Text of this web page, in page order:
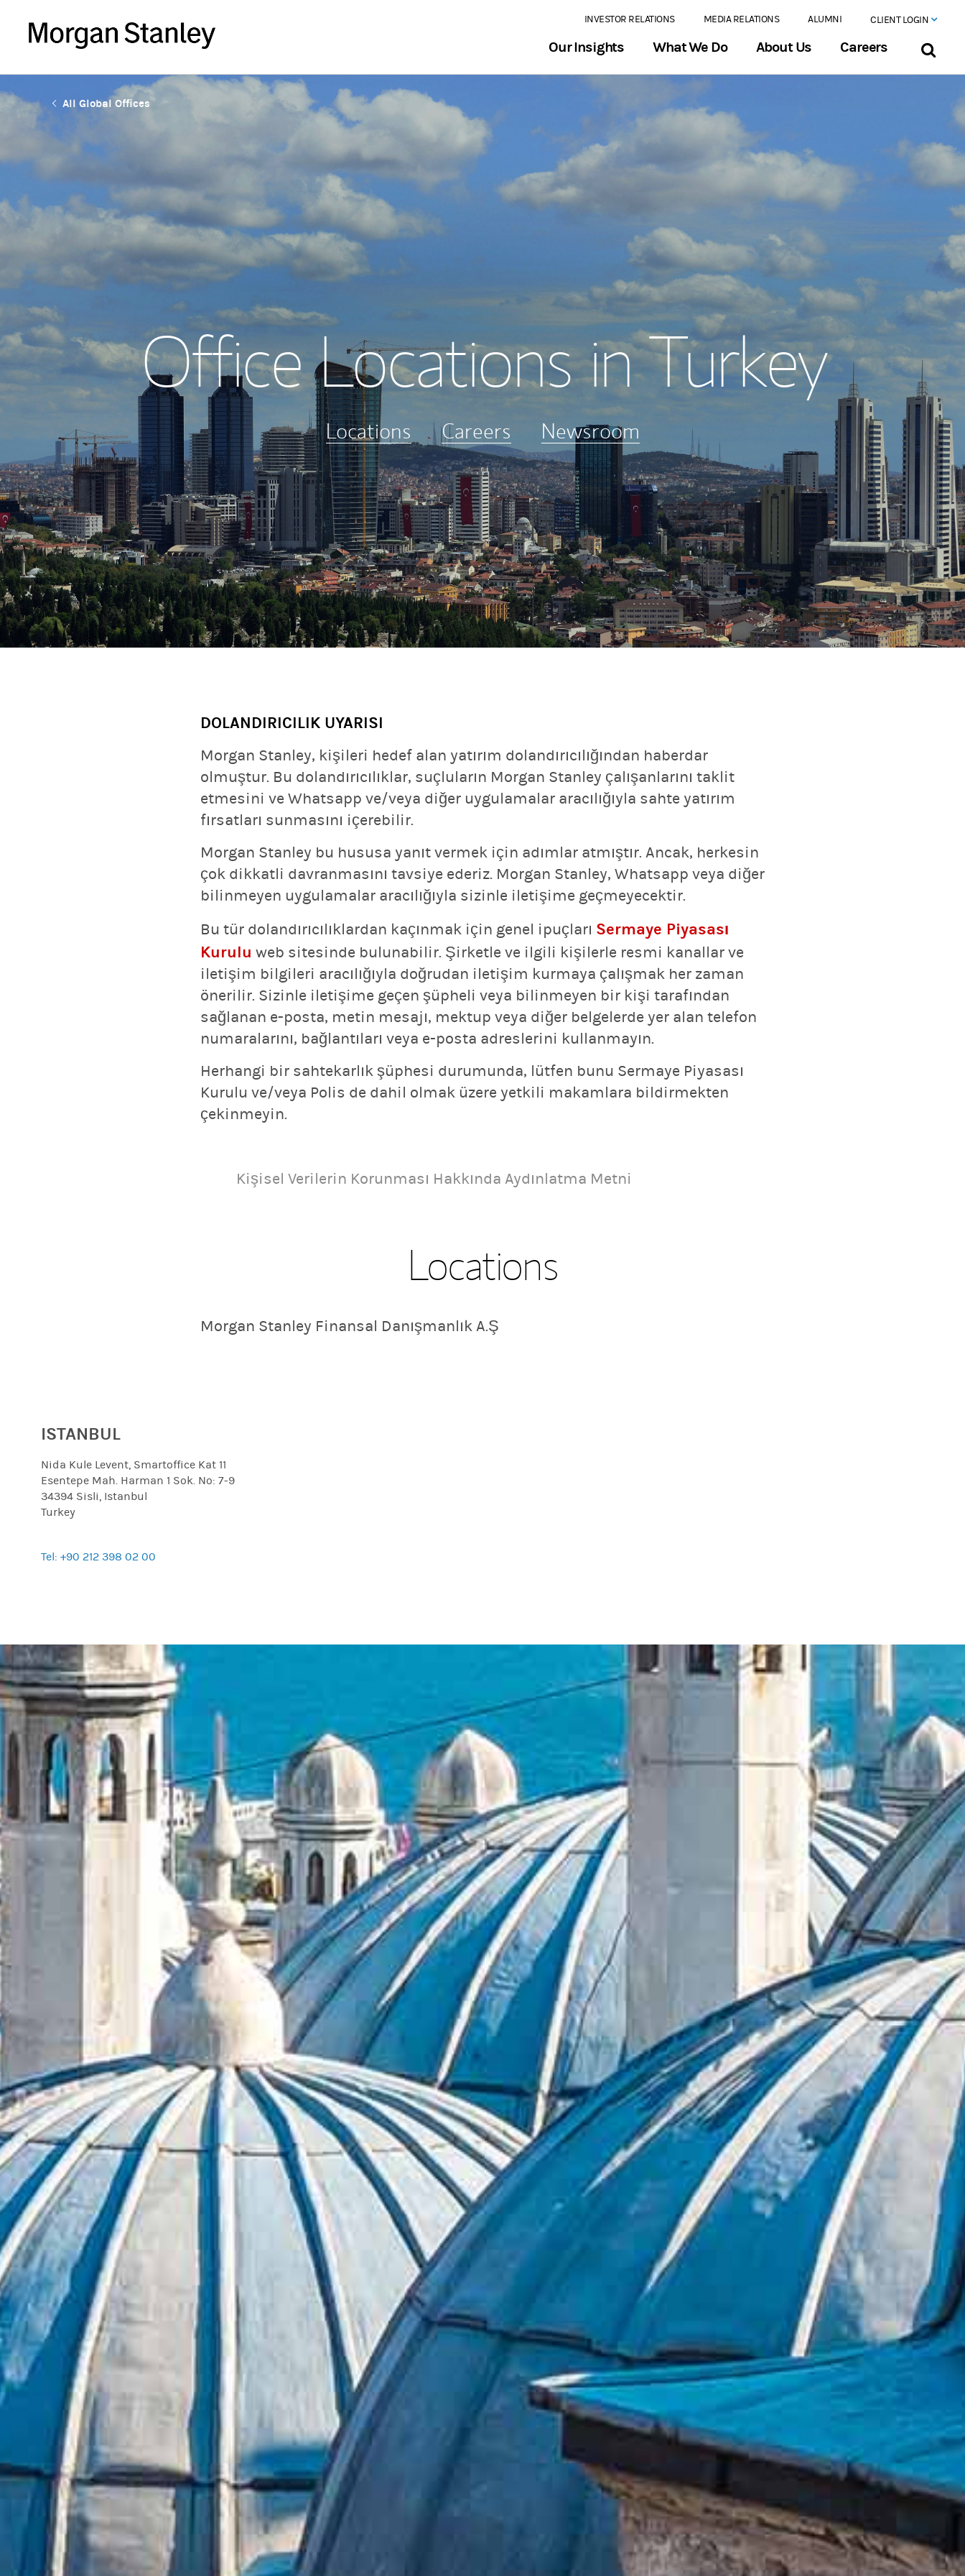
INVESTOR RELATIONS MEDIA RELATIONS ALUMNI CLIENT LOGIN
Our Insights What We Do About Us Careers
All Global Offices
Office Locations in Turkey
Locations Careers Newsroom
DOLANDIRICILIK UYARISI
Morgan Stanley, kişileri hedef alan yatırım dolandırıcılığından haberdar
olmuştur. Bu dolandırıcılıklar, suçluların Morgan Stanley çalışanlarını taklit
etmesini ve Whatsapp ve/veya diğer uygulamalar aracılığıyla sahte yatırım
fırsatları sunmasını içerebilir.
Morgan Stanley bu hususa yanıt vermek için adımlar atmıştır. Ancak, herkesin
çok dikkatli davranmasını tavsiye ederiz. Morgan Stanley, Whatsapp veya diğer
bilinmeyen uygulamalar aracılığıyla sizinle iletişime geçmeyecektir.
Bu tür dolandırıcılıklardan kaçınmak için genel ipuçları Sermaye Piyasası
Kurulu web sitesinde bulunabilir. Şirketle ve ilgili kişilerle resmi kanallar ve
iletişim bilgileri aracılığıyla doğrudan iletişim kurmaya çalışmak her zaman
önerilir. Sizinle iletişime geçen şüpheli veya bilinmeyen bir kişi tarafından
sağlanan e-posta, metin mesajı, mektup veya diğer belgelerde yer alan telefon
numaralarını, bağlantıları veya e-posta adreslerini kullanmayın.
Herhangi bir sahtekarlık şüphesi durumunda, lütfen bunu Sermaye Piyasası
Kurulu ve/veya Polis de dahil olmak üzere yetkili makamlara bildirmekten
çekinmeyin.
Kişisel Verilerin Korunması Hakkında Aydınlatma Metni
Locations
Morgan Stanley Finansal Danışmanlık A.Ş
ISTANBUL
Nida Kule Levent, Smartoffice Kat 11
Esentepe Mah. Harman 1 Sok. No: 7-9
34394 Sisli, Istanbul
Turkey
Tel: +90 212 398 02 00